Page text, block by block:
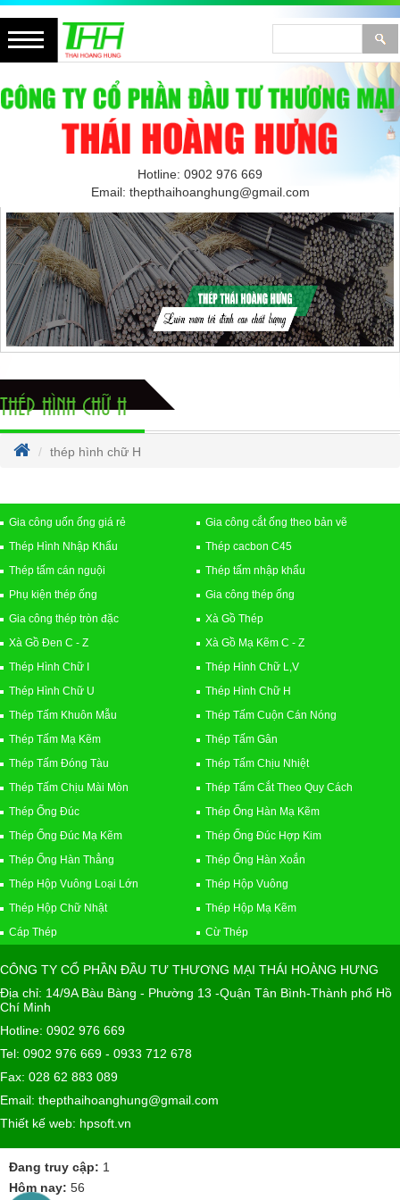
Hotline: 0902 976 669
Email: thepthaihoanghung@gmail.com
THÉP HÌNH CHỮ H
thép hình chữ H
Gia công uốn ống giá rẻ
Gia công cắt ống theo bản vẽ
Thép Hình Nhập Khẩu
Thép cacbon C45
Thép tấm cán nguội
Thép tấm nhập khẩu
Phụ kiện thép ống
Gia công thép ống
Gia công thép tròn đặc
Xà Gồ Thép
Xà Gồ Đen C - Z
Xà Gồ Mạ Kẽm C - Z
Thép Hình Chữ I
Thép Hình Chữ L,V
Thép Hình Chữ U
Thép Hình Chữ H
Thép Tấm Khuôn Mẫu
Thép Tấm Cuộn Cán Nóng
Thép Tấm Mạ Kẽm
Thép Tấm Gân
Thép Tấm Đóng Tàu
Thép Tấm Chịu Nhiệt
Thép Tấm Chịu Mài Mòn
Thép Tấm Cắt Theo Quy Cách
Thép Ống Đúc
Thép Ống Hàn Mạ Kẽm
Thép Ống Đúc Mạ Kẽm
Thép Ống Đúc Hợp Kim
Thép Ống Hàn Thẳng
Thép Ống Hàn Xoắn
Thép Hộp Vuông Loại Lớn
Thép Hộp Vuông
Thép Hộp Chữ Nhật
Thép Hộp Mạ Kẽm
Cáp Thép
Cừ Thép
CÔNG TY CỔ PHẦN ĐẦU TƯ THƯƠNG MẠI THÁI HOÀNG HƯNG
Địa chỉ: 14/9A Bàu Bàng - Phường 13 -Quận Tân Bình-Thành phố Hồ
Chí Minh
Hotline: 0902 976 669
Tel: 0902 976 669 - 0933 712 678
Fax: 028 62 883 089
Email: thepthaihoanghung@gmail.com
Thiết kế web: hpsoft.vn
Đang truy cập: 1
Hôm nay: 56